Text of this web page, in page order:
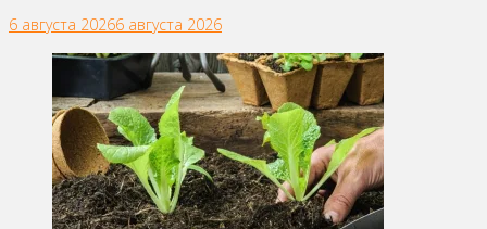
6 августа 20266 августа 2026